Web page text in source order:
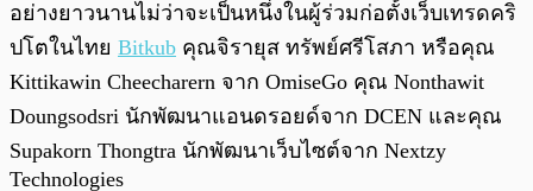
อย่างยาวนานไม่ว่าจะเป็นหนึ่งในผู้ร่วมก่อตั้งเว็บเทรดคริ
ปโตในไทย Bitkub คุณจิรายุส ทรัพย์ศรีโสภา หรือคุณ
Kittikawin Cheecharern จาก OmiseGo คุณ Nonthawit
Doungsodsri นักพัฒนาแอนดรอยด์จาก DCEN และคุณ
Supakorn Thongtra นักพัฒนาเว็บไซต์จาก Nextzy
Technologies